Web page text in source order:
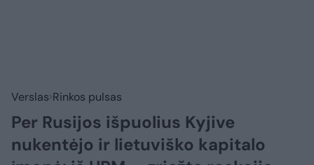
Verslas Rinkos pulsas
Per Rusijos išpuolius Kyjive
nukentėjo ir lietuviško kapitalo